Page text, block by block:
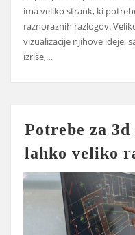
ima veliko strank, ki
raznoraznih razlogov.
vizualizacije njihove ideje,
izriše,…
Potrebe za
lahko veliko